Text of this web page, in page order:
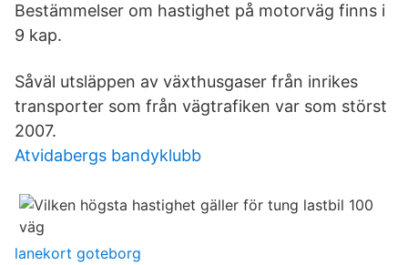
Bestämmelser om hastighet på motorväg finns i
9 kap.
Såväl utsläppen av växthusgaser från inrikes
transporter som från vägtrafiken var som störst
2007.
Atvidabergs bandyklubb
lanekort goteborg